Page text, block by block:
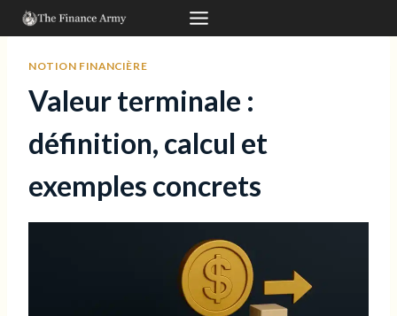
Aller
au
contenuNOTION FINANCIÈRE
Valeur terminale :
définition, calcul et
exemples concrets